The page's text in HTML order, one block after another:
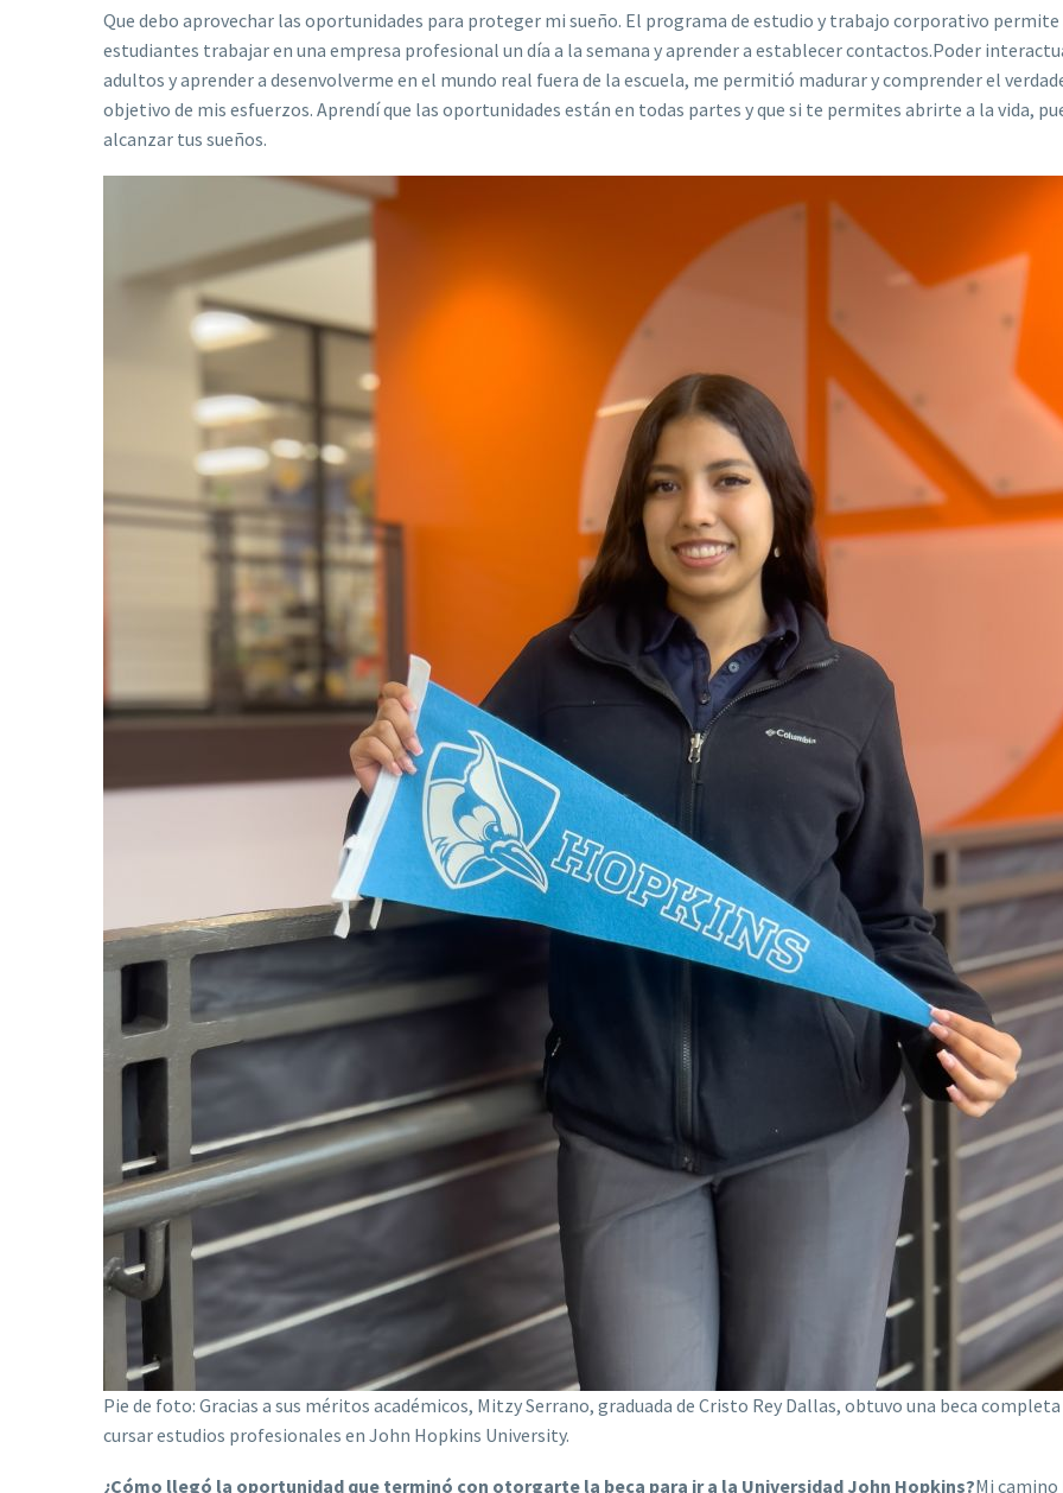
Que debo aprovechar las oportunidades para proteger mi sueño. El programa de estudio y trabajo corporativo permite
estudiantes trabajar en una empresa profesional un día a la semana y aprender a establecer contactos.Poder
adultos y aprender a desenvolverme en el mundo real fuera de la escuela, me permitió madurar y comprender el
objetivo de mis esfuerzos. Aprendí que las oportunidades están en todas partes y que si te permites abrirte a la vida,
alcanzar tus sueños.
Pie de foto: Gracias a sus méritos académicos, Mitzy Serrano, graduada de Cristo Rey Dallas, obtuvo una beca
cursar estudios profesionales en John Hopkins University.
¿Cómo llegó la oportunidad que terminó con otorgarte la beca para ir a la Universidad John Hopkins?Mi camino